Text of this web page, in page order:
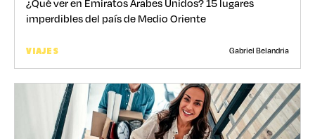
¿Qué ver en Emiratos Árabes Unidos? 15 lugares
imperdibles del país de Medio Oriente
VIAJES Gabriel Belandria